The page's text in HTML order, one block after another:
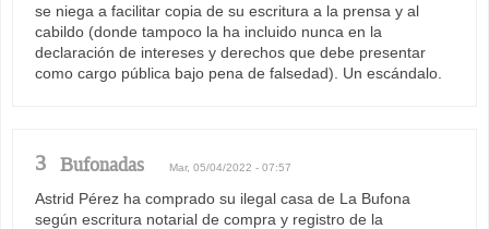
se niega a facilitar copia de su escritura a la prensa y al
cabildo (donde tampoco la ha incluido nunca en la
declaración de intereses y derechos que debe presentar
como cargo pública bajo pena de falsedad). Un escándalo.
3 Bufonadas Mar, 05/04/2022 - 07:57
Astrid Pérez ha comprado su ilegal casa de La Bufona
según escritura notarial de compra y registro de la